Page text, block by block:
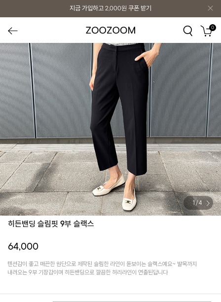
지금 가입하고 2,000원 쿠폰 받기
0
1 / 4
히든밴딩 슬림핏 9부 슬랙스
64,000
텐션감이 좋고 매끈한 원단으로 제작된 슬림한 라인이 돋보이는 슬랙스예요~ 발목까지
내려오는 9부 기장감이며 히든밴딩으로 깔끔한 허리라인이 연출된답니다